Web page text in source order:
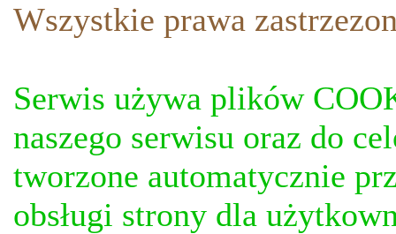
Wszystkie prawa
Serwis używa plików
naszego serwisu oraz do
tworzone automatycznie
obsługi strony dla